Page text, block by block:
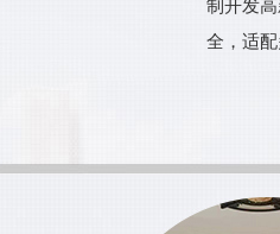
制开发
全，适